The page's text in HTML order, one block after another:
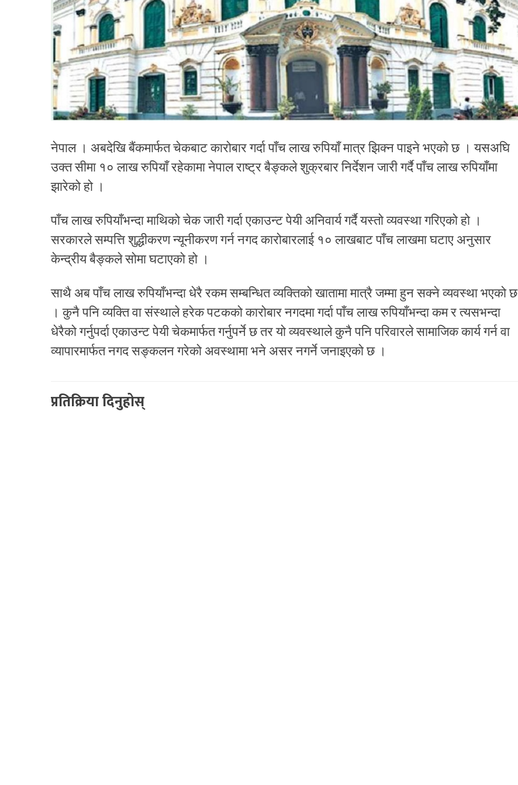
नेपाल । अबदेखि बैंकमार्फत चेकबाट कारोबार गर्दा पाँच लाख रुपियाँ मात्र झिक्न पाइने भएको छ । यसअघि
उक्त सीमा १० लाख रुपियाँ रहेकामा नेपाल राष्ट्र बैङ्कले शुक्रबार निर्देशन जारी गर्दै पाँच लाख रुपियाँमा
झारेको हो ।
पाँच लाख रुपियाँभन्दा माथिको चेक जारी गर्दा एकाउन्ट पेयी अनिवार्य गर्दै यस्तो व्यवस्था गरिएको हो ।
सरकारले सम्पत्ति शुद्धीकरण न्यूनीकरण गर्न नगद कारोबारलाई १० लाखबाट पाँच लाखमा घटाए अनुसार
केन्द्रीय बैङ्कले सोमा घटाएको हो ।
साथै अब पाँच लाख रुपियाँभन्दा धेरै रकम सम्बन्धित व्यक्तिको खातामा मात्रै जम्मा हुन सक्ने व्यवस्था भएको छ
। कुनै पनि व्यक्ति वा संस्थाले हरेक पटकको कारोबार नगदमा गर्दा पाँच लाख रुपियाँभन्दा कम र त्यसभन्दा
धेरैको गर्नुपर्दा एकाउन्ट पेयी चेकमार्फत गर्नुपर्ने छ तर यो व्यवस्थाले कुनै पनि परिवारले सामाजिक कार्य गर्न वा
व्यापारमार्फत नगद सङ्कलन गरेको अवस्थामा भने असर नगर्ने जनाइएको छ ।
प्रतिक्रिया दिनुहोस्